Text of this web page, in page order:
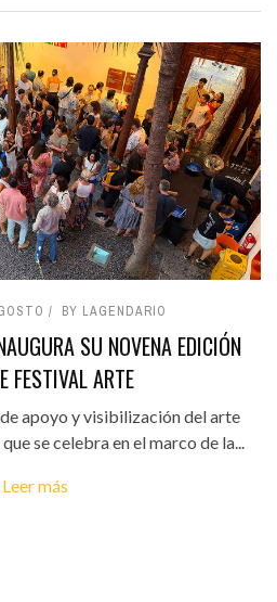
BY LAGENDARIO
SU NOVENA EDICIÓN
FESTIVAL ARTE
apoyo y visibilización del arte
que se celebra en el marco de la...
Leer más